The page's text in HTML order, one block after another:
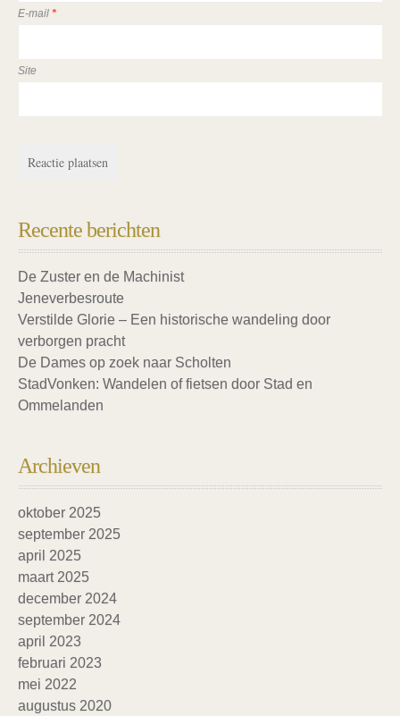
E-mail *
Site
Recente berichten
De Zuster en de Machinist
Jeneverbesroute
Verstilde Glorie – Een historische wandeling door
verborgen pracht
De Dames op zoek naar Scholten
StadVonken: Wandelen of fietsen door Stad en
Ommelanden
Archieven
oktober 2025
september 2025
april 2025
maart 2025
december 2024
september 2024
april 2023
februari 2023
mei 2022
augustus 2020